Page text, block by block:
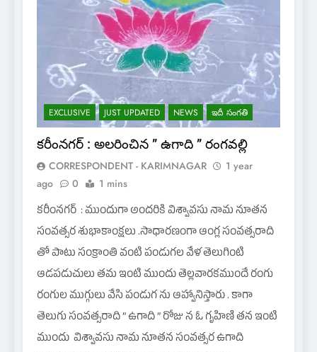
EXCLUSIVE JUST UPDATED NEWS ఇదీ సంగతి
కరీంనగర్ : అలరించిన ” ఉగాది ” రంగవల్లి
CORRESPONDENT - KARIMNAGAR
1 year
ago
0 1 mins
కరీంనగర్ : ముందుగా అందరికి విశ్వావసు నామ నూతన
సంవత్సర శుభాకాంక్షలు .సాధారణంగా ఆంగ్ల సంవత్సరాది
తో పాటు సంక్రాంతి వంటి పండుగల వేళ తెలుగింటి
ఆడపడుచులు తమ ఇంటి ముందు తెల్లవారకముందే రంగు
రంగుల ముగ్గులు వేసి పండుగ ను ఆహ్వానిస్తారు . కాగా
తెలుగు సంవత్సరాది ” ఉగాది ” రోజు న ఓ గృహిణి తన ఇంటి
ముందు విశ్వావసు నామ నూతన సంవత్సర ఉగాది